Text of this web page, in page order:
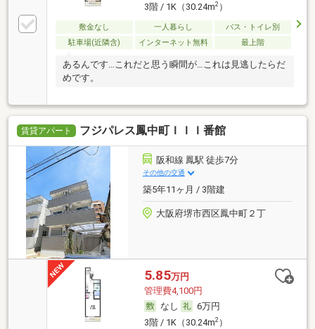
3階 / 1K（30.24m2）
敷金なし 一人暮らし
バス・トイレ別
駐車場(近隣含)
インターネット無料 最上階
あるんです…これだと思う瞬間が…これは見逃したらだ
めです。
賃貸アパート フジパレス鳳中町ＩＩＩ番館
阪和線 鳳駅 徒歩7分
その他の交通
築5年11ヶ月 / 3階建
大阪府堺市西区鳳中町２丁
5.85万円
管理費4,100円
なし
6万円
3階 / 1K（30.24m2）